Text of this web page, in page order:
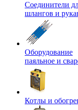
Соединители
шлангов и
Оборудование
паяльное и
Котлы и